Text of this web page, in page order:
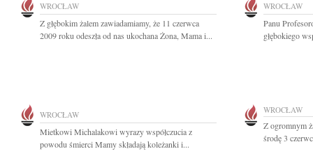
WROCŁAW
Z głębokim żalem zawiadamiamy, że 11 czerwca
2009 roku odeszła od nas ukochana Żona, Mama i...
WROCŁAW
Panu
głębokiego
WROCŁAW
Mietkowi Michalakowi wyrazy współczucia z
powodu śmierci Mamy składają koleżanki i...
WROCŁAW
Z ogromnym
środę 3